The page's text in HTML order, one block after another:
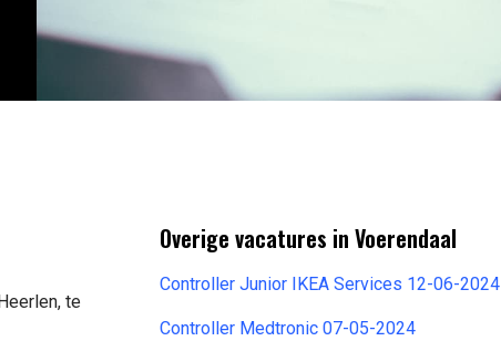
te
Overige vacatures in Voerendaal
Controller Junior IKEA Services 12-06-2024
Controller Medtronic 07-05-2024